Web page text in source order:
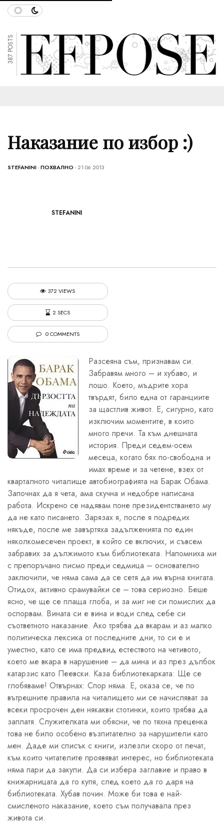
387 POSTS
Наказание по избор :)
STEFANINI-ПОХВАЛНО - 21.06.2013
STEFANINI
372 VIEWS
2 SECS
0 COMMENTS
Разсеяна съм, признавам си.
Забравям много – и хубаво, и
лошо. Което, мъдрите хора
твърдят, било една от гаранциите
за щастлив живот. Е, сигурно, като
изключим моментите, в които
много пречи. Та към днешната
история. Преди седем-осем
месеца, когато бях по-свободна и
имах време и за четене, взех от
кварталното читалище автобиографията на Барак Обама.
Започнах да я чета, ама скучна и недобре написана
работа. Искрено се надявам поне президентстването му
да не като писането. Зарязах я, после я подредих
някъде, после ме завъртяха задълженията по един
няколкомесечен проект, в който се включих, и съвсем
забравих за дължимото към библиотеката. Напомниха ми
с препоръчано писмо преди седмица – основателно
заключили, че няма сама да се сетя да им върна книгата.
Отидох, активно срамувайки се – това сериозно. Беше
ясно, че ще се плаща глоба, и за миг не си помислих да
оспорвам. Вината си е вина и води след себе си
съответното наказание. Ако трябва да вкарам и аз малко
политическа лексика от последните дни, то си е и
уместно, като се има предвид естеството на четивото,
което ме вкара в нарушение – да мина и аз през дълбок
катарзис като Пеевски. Каза библиотекарката: Ще се
глобяваме! Отвърнах: Спор няма. Е, оказа се, че по
вътрешните правила на читалището ми се начисляват за
всеки просрочен ден някакви стотинки, които трябва да
заплатя. Служителката ми обясни, че по тяхна преценка
това не било особено възпитателно за нарушители като
мен. Даде ми списък с книги, излезли скоро от печат,
към които читателите проявяват интерес, но библиотеката
няма пари да закупи. Да си избера заглавие и право в
книжарницата да го купя, след което да го даря на
библиотеката. Хубав почин. Може би това е най-
смисленото наказание, което съм получавала през
живота си.